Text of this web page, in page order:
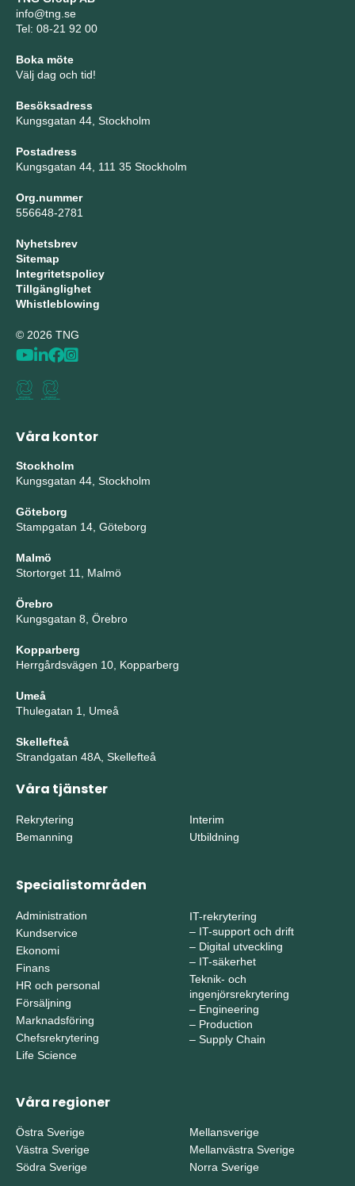
info@tng.se
Tel: 08-21 92 00
Boka möte
Välj dag och tid!
Besöksadress
Kungsgatan 44, Stockholm
Postadress
Kungsgatan 44, 111 35 Stockholm
Org.nummer
556648-2781
Nyhetsbrev
Sitemap
Integritetspolicy
Tillgänglighet
Whistleblowing
© 2026 TNG
Våra kontor
Stockholm
Kungsgatan 44, Stockholm
Göteborg
Stampgatan 14, Göteborg
Malmö
Stortorget 11, Malmö
Örebro
Kungsgatan 8, Örebro
Kopparberg
Herrgårdsvägen 10, Kopparberg
Umeå
Thulegatan 1, Umeå
Skellefteå
Strandgatan 48A, Skellefteå
Våra tjänster
Rekrytering
Bemanning
Interim
Utbildning
Specialistområden
Administration
Kundservice
Ekonomi
Finans
HR och personal
Försäljning
Marknadsföring
Chefsrekrytering
Life Science
IT-rekrytering
– IT-support och drift
– Digital utveckling
– IT-säkerhet
Teknik- och
ingenjörsrekrytering
– Engineering
– Production
– Supply Chain
Våra regioner
Östra Sverige
Västra Sverige
Södra Sverige
Mellansverige
Mellanvästra Sverige
Norra Sverige